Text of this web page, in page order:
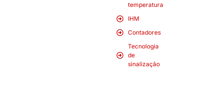
temperatura
IHM
Contadores
Tecnologia
de
sinalização